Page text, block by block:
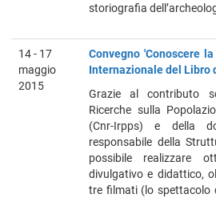
storiografia
14 - 17
maggio
2015
Convegno 'Conoscere
Internazionale del Libro
Grazie al contributo
Ricerche sulla
(Cnr-Irpps) e della
responsabile della
possibile realizzare
divulgativo e didattico,
tre filmati (lo spettacolo